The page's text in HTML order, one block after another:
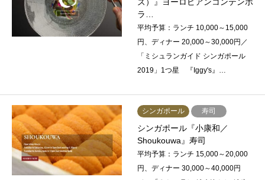
ズ）』ヨーロピアンコンテンポ
ラ…
平均予算：ランチ 10,000～15,000
円、ディナー 20,000～30,000円／
「ミシュランガイド シンガポール
2019」1つ星 『Iggy's』…
シンガポール 寿司
シンガポール『小康和／
Shoukouwa』寿司
平均予算：ランチ 15,000～20,000
円、ディナー 30,000～40,000円